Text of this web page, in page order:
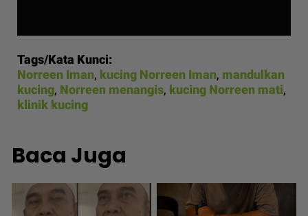
Tags/Kata Kunci:
Norreen Iman, kucing Norreen Iman, mandulkan
kucing, Norreen menangis, kucing Norreen mati,
klinik kucing
Baca Juga